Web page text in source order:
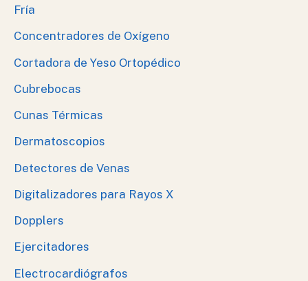
Fría
Concentradores de Oxígeno
Cortadora de Yeso Ortopédico
Cubrebocas
Cunas Térmicas
Dermatoscopios
Detectores de Venas
Digitalizadores para Rayos X
Dopplers
Ejercitadores
Electrocardiógrafos